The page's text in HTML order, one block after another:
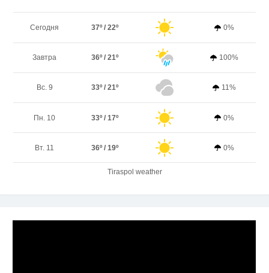
Сегодня 37º / 22º 0%
Завтра 36º / 21º 100%
Вс. 9 33º / 21º 11%
Пн. 10 33º / 17º 0%
Вт. 11 36º / 19º 0%
Tiraspol weather